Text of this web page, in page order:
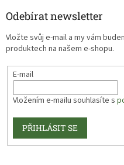
Odebírat newsletter
Vložte svůj e-mail a my vám
produktech na našem e-shopu.
E-mail
Vložením e-mailu souhlasíte s
PŘIHLÁSIT SE